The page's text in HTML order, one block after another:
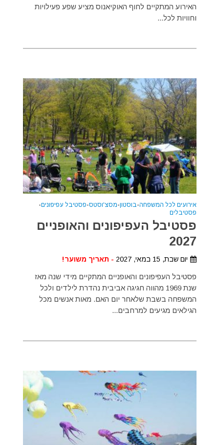
האירוע המתקיים לחוף האוקיאנוס מציע שפע פעילויות
וחוויות לכל...
אירועים לכל המשפחה•בוסטון•מסצ'וסטס•פסטיבל עפיפונים•
פסטיבלים
פסטיבל העפיפונים והאופניים
2027
יום שבת, 15 במאי, 2027 - תאריך משוער!
פסטיבל העפיפונים והאופניים המתקיים מידי שנה מאז
שנת 1969 מהווה חגיגה אביבית נהדרת לילדים ולכל
המשפחה בשבת שלאחר יום האם. מאות אנשים מכל
הגילאים מגיעים למרחבים...